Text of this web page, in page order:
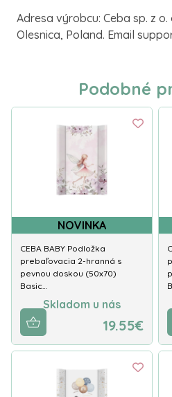
Adresa výrobcu: Ceba sp. z o.
Olesnica, Poland. Email
Podobné
NOVINKA
CEBA BABY Podložka
prebaľovacia 2-hranná s
pevnou doskou (50x70)
Basic…
Skladom u nás
19.55€